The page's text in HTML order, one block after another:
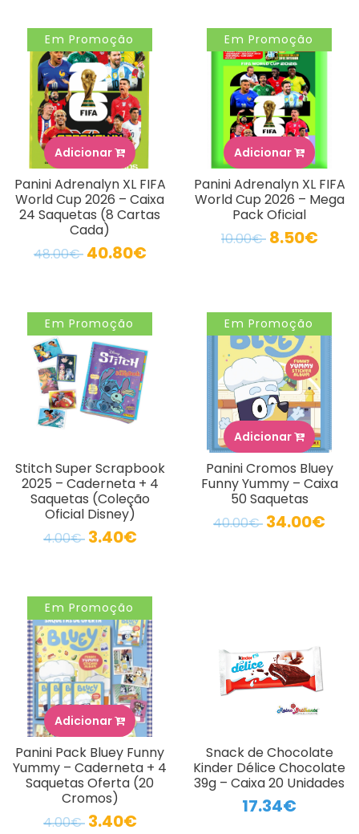
Em Promoção
Adicionar
Panini Adrenalyn XL FIFA
World Cup 2026 – Caixa
24 Saquetas (8 Cartas
Cada)
48.00€ 40.80€
Em Promoção
Adicionar
Panini Adrenalyn XL FIFA
World Cup 2026 – Mega
Pack Oficial
10.00€ 8.50€
Em Promoção
Stitch Super Scrapbook
2025 – Caderneta + 4
Saquetas (Coleção
Oficial Disney)
4.00€ 3.40€
Em Promoção
Adicionar
Panini Cromos Bluey
Funny Yummy – Caixa
50 Saquetas
40.00€ 34.00€
Em Promoção
Adicionar
Panini Pack Bluey Funny
Yummy – Caderneta + 4
Saquetas Oferta (20
Cromos)
4.00€ 3.40€
Snack de Chocolate
Kinder Délice Chocolate
39g – Caixa 20 Unidades
17.34€